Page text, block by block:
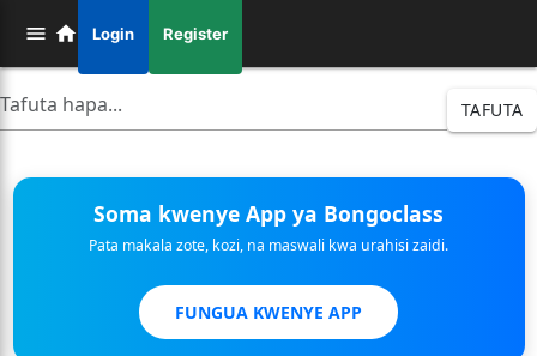
Login Register
TAFUTA
Soma kwenye App ya Bongoclass
Pata makala zote, kozi, na maswali kwa urahisi zaidi.
FUNGUA KWENYE APP